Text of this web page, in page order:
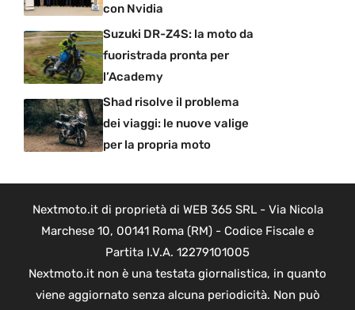
con Nvidia
Suzuki DR-Z4S: la moto da
fuoristrada pronta per
l’Academy
Shad risolve il problema
dei viaggi: le nuove valige
per la propria moto
Nextmoto.it di proprietà di WEB 365 SRL - Via Nicola
Marchese 10, 00141 Roma (RM) - Codice Fiscale e
Partita I.V.A. 12279101005
Nextmoto.it non è una testata giornalistica, in quanto
viene aggiornato senza alcuna periodicità. Non può